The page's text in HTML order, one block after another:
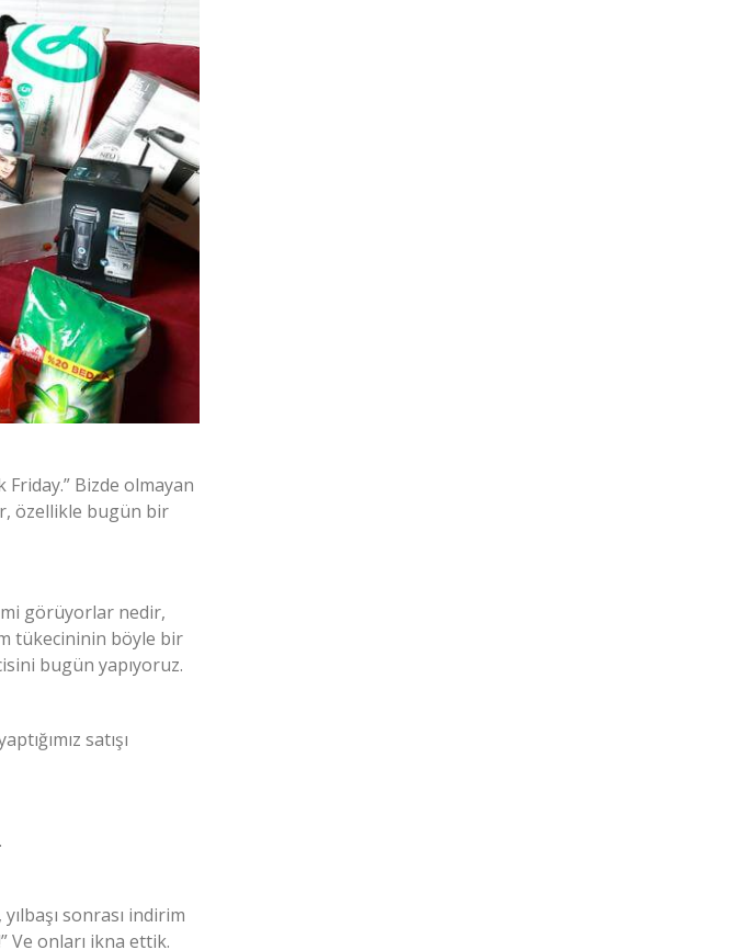
Friday.” Bizde olmayan
özellikle bugün bir
mi görüyorlar nedir,
tükecininin böyle bir
bugün yapıyoruz.
satışı
sonrası indirim
Ve onları ikna ettik.